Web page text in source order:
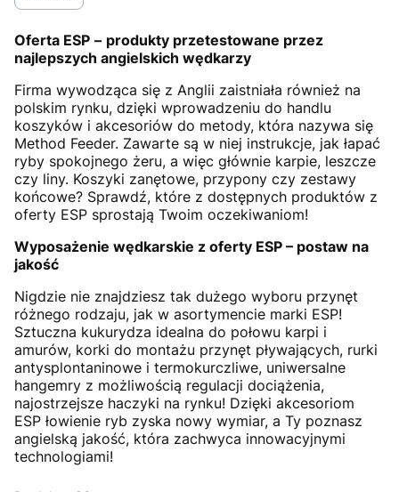
Oferta ESP – produkty przetestowane przez
najlepszych angielskich wędkarzy
Firma wywodząca się z Anglii zaistniała również na
polskim rynku, dzięki wprowadzeniu do handlu
koszyków i akcesoriów do metody, która nazywa się
Method Feeder. Zawarte są w niej instrukcje, jak łapać
ryby spokojnego żeru, a więc głównie karpie, leszcze
czy liny. Koszyki zanętowe, przypony czy zestawy
końcowe? Sprawdź, które z dostępnych produktów z
oferty ESP sprostają Twoim oczekiwaniom!
Wyposażenie wędkarskie z oferty ESP – postaw na
jakość
Nigdzie nie znajdziesz tak dużego wyboru przynęt
różnego rodzaju, jak w asortymencie marki ESP!
Sztuczna kukurydza idealna do połowu karpi i
amurów, korki do montażu przynęt pływających, rurki
antysplontaninowe i termokurczliwe, uniwersalne
hangemry z możliwością regulacji dociążenia,
najostrzejsze haczyki na rynku! Dzięki akcesoriom
ESP łowienie ryb zyska nowy wymiar, a Ty poznasz
angielską jakość, która zachwyca innowacyjnymi
technologiami!